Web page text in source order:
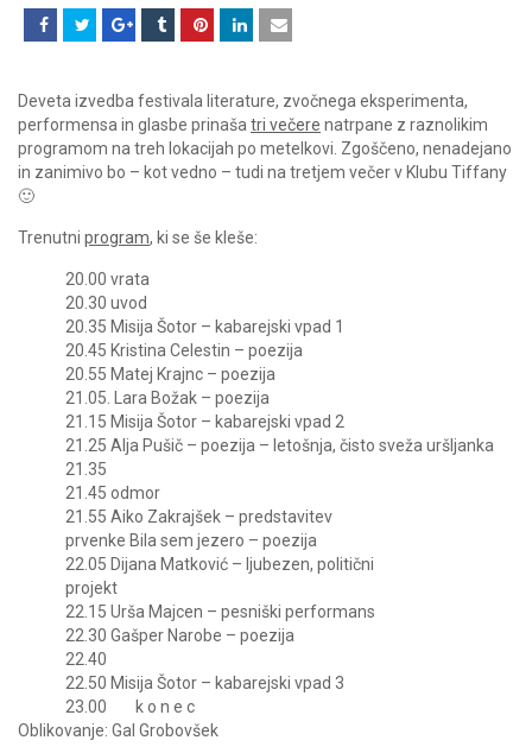
Deveta izvedba festivala literature, zvočnega eksperimenta,
performensa in glasbe prinaša tri večere natrpane z raznolikim
programom na treh lokacijah po metelkovi. Zgoščeno, nenadejano
in zanimivo bo – kot vedno – tudi na tretjem večer v Klubu Tiffany
🙂
Trenutni program, ki se še kleše:
20.00 vrata
20.30 uvod
20.35 Misija Šotor – kabarejski vpad 1
20.45 Kristina Celestin – poezija
20.55 Matej Krajnc – poezija
21.05. Lara Božak – poezija
21.15 Misija Šotor – kabarejski vpad 2
21.25 Alja Pušič – poezija – letošnja, čisto sveža uršljanka
21.35
21.45 odmor
21.55 Aiko Zakrajšek – predstavitev
prvenke Bila sem jezero – poezija
22.05 Dijana Matković – ljubezen, politični
projekt
22.15 Urša Majcen – pesniški performans
22.30 Gašper Narobe – poezija
22.40
22.50 Misija Šotor – kabarejski vpad 3
23.00 k o n e c
Oblikovanje: Gal Grobovšek